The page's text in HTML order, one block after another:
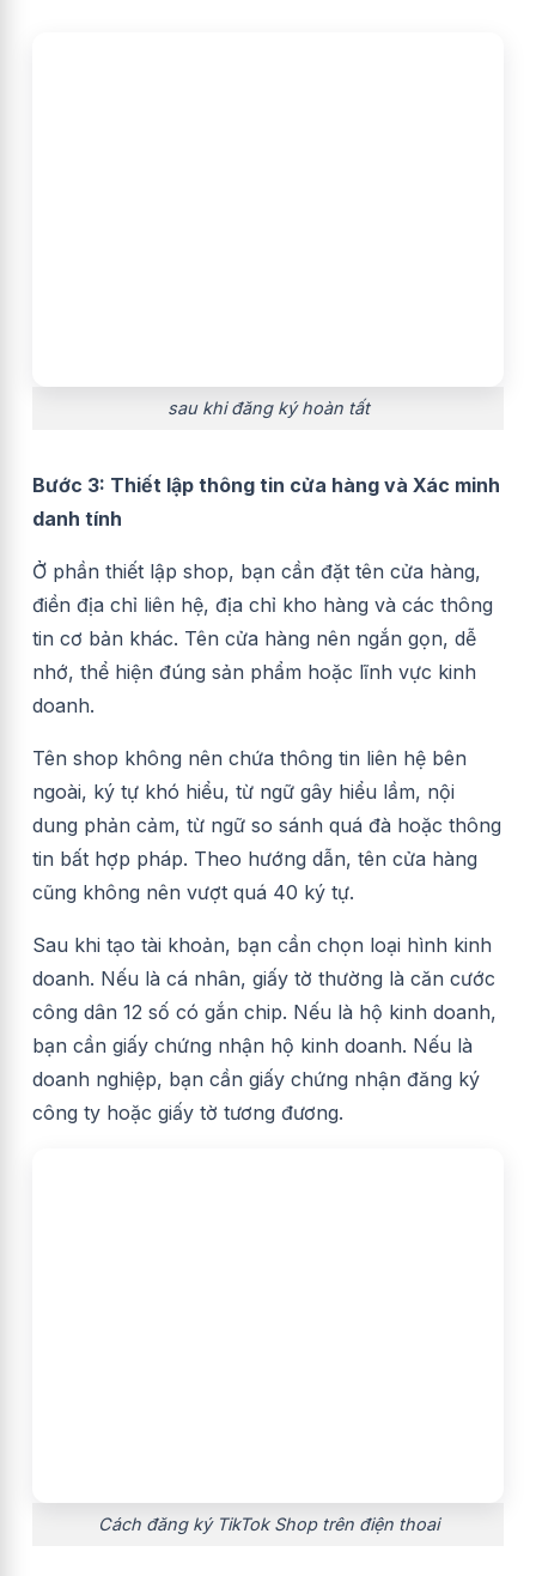
sau khi đăng ký hoàn tất
Bước 3: Thiết lập thông tin cửa hàng và Xác minh
danh tính
Ở phần thiết lập shop, bạn cần đặt tên cửa hàng,
điền địa chỉ liên hệ, địa chỉ kho hàng và các thông
tin cơ bản khác. Tên cửa hàng nên ngắn gọn, dễ
nhớ, thể hiện đúng sản phẩm hoặc lĩnh vực kinh
doanh.
Tên shop không nên chứa thông tin liên hệ bên
ngoài, ký tự khó hiểu, từ ngữ gây hiểu lầm, nội
dung phản cảm, từ ngữ so sánh quá đà hoặc thông
tin bất hợp pháp. Theo hướng dẫn, tên cửa hàng
cũng không nên vượt quá 40 ký tự.
Sau khi tạo tài khoản, bạn cần chọn loại hình kinh
doanh. Nếu là cá nhân, giấy tờ thường là căn cước
công dân 12 số có gắn chip. Nếu là hộ kinh doanh,
bạn cần giấy chứng nhận hộ kinh doanh. Nếu là
doanh nghiệp, bạn cần giấy chứng nhận đăng ký
công ty hoặc giấy tờ tương đương.
Cách đăng ký TikTok Shop trên điện thoai